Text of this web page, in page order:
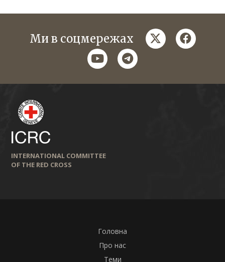
Ми в соцмережах twitter
youtubetelegram
INTERNATIONAL COMMITTEE
OF THE RED CROSS
Головна
Про нас
Теми